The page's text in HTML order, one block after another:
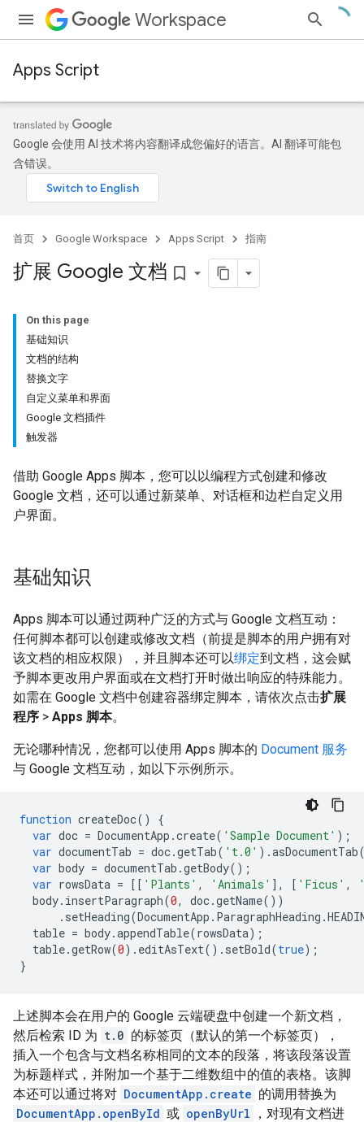
Workspace
Apps Script
Google 会使用 AI 技术将内容翻译成您偏好的语言。AI 翻译可能包
含错误。
首页 Google Workspace Apps Script 指南
扩展 Google 文档 bookmark_border
On this page
基础知识
文档的结构
替换文字
自定义菜单和界面
Google 文档插件
触发器
借助 Google Apps 脚本，您可以以编程方式创建和修改
Google 文档，还可以通过新菜单、对话框和边栏自定义用
户界面。
基础知识
Apps 脚本可以通过两种广泛的方式与 Google 文档互动：
任何脚本都可以创建或修改文档（前提是脚本的用户拥有对
该文档的相应权限），并且脚本还可以绑定到文档，这会赋
予脚本更改用户界面或在文档打开时做出响应的特殊能力。
如需在 Google 文档中创建容器绑定脚本，请依次点击扩展
程序 > Apps 脚本。
无论哪种情况，您都可以使用 Apps 脚本的 Document 服务
与 Google 文档互动，如以下示例所示。
function createDoc()
{
var doc = DocumentApp .create( 'Sample Document' );
var documentTab = doc.getTab( 't.0' ).asDocumentTab
var body = documentTab .getBody();
var rowsData = [[ 'Plants' , 'Animals' ], [ 'Ficus' ,
body. insertParagraph(0, doc.getName())
. setHeading(DocumentApp . ParagraphHeading .
table = body.appendTable(rowsData);
table.getRow(0). editAsText(). setBold(true);
}
上述脚本会在用户的 Google 云端硬盘中创建一个新文档，
然后检索 ID 为 t.0 的标签页（默认的第一个标签页），
插入一个包含与文档名称相同的文本的段落，将该段落设置
为标题样式，并附加一个基于二维数组中的值的表格。该脚
本还可以通过将对 DocumentApp.create 的调用替换为
DocumentApp.openById 或 openByUrl
，对现有文档进